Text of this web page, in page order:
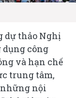
dự thảo Nghị
công
và hạn chế
trung tâm,
những nội